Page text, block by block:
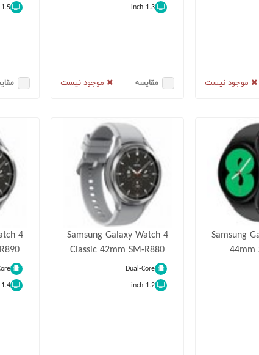
موجود نیست
1.3 inch
موجود نیست مقایسه
1.5 inch
Samsung
44mm
Samsung Galaxy Watch 4
Classic 42mm SM-R880
Dual-Core
1.2 inch
4
1.4 inch